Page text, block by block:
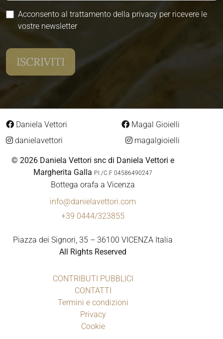
Acconsento al trattamento della privacy per ricevere le
vostre newsletter
Daniela Vettori
danielavettori
Magal Gioielli
magalgioielli
© 2026 Daniela Vettori snc di Daniela Vettori e
Margherita Galla P.I./C.F 04586490247
Bottega orafa a Vicenza
info@danielavettori.com
+39 0444/323855
Piazza dei Signori, 35 – 36100 VICENZA Italia
All Rights Reserved
CONTRIBUTI PUBBLICI
CONTATTI
Termini e condizioni
Privacy
Cookie